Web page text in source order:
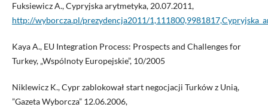
Fuksiewicz A., Cypryjska arytmetyka, 20.07.2011,
http://wyborcza.pl/prezydencja2011/
Kaya A., EU Integration Process: Prospects and Challenges for
Turkey, „Wspólnoty Europejskie”, 10/2005
Niklewicz K., Cypr zablokował start negocjacji Turków z Unią,
”Gazeta Wyborcza” 12.06.2006,